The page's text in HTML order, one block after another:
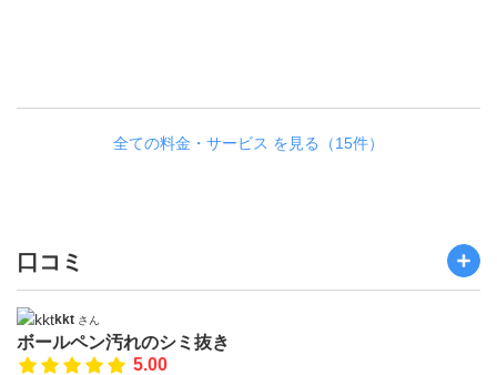
全ての料金・サービス を見る（15件）
口コミ
kkt さん
ボールペン汚れのシミ抜き
5.00